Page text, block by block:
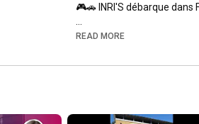
🎮🚗 INRI'S débarque dans
Tu rêves de décrocher ton
exclusive avec Fortnite !
Rejoins la map INRI'S
READ MORE